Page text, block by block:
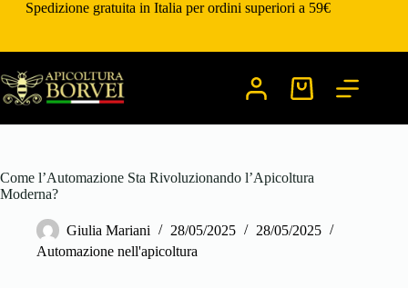
SaltaSpedizione gratuita in Italia per ordini superiori a 59€
Carrello
Come l’Automazione Sta Rivoluzionando l’Apicoltura
Moderna?
Giulia Mariani 28/05/2025
28/05/2025
Automazione nell'apicoltura